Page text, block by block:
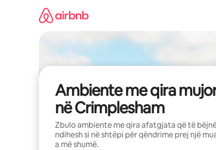
Ambiente me qira
në Crimplesham
Zbulo ambiente me qira afatgjata që të
ndihesh si në shtëpi për qëndrime prej një
a më shumë.